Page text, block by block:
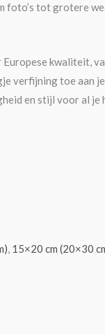
tot grotere
kwaliteit,
verfijning toe
en stijl voor al
, 15×20 cm (20×30